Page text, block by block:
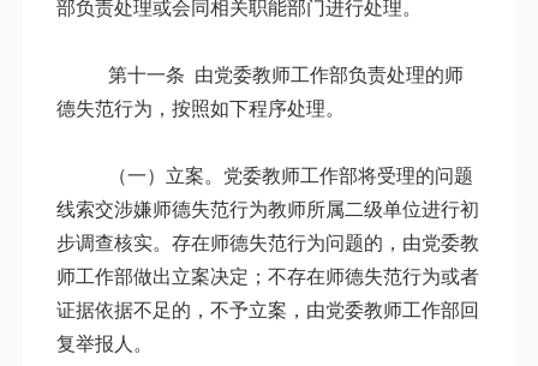
部负责处理或会同相关职能部门进行处理。
第十一条 由党委教师工作部负责处理的师
德失范行为，按照如下程序处理。
（一）立案。党委教师工作部将受理的问题
线索交涉嫌师德失范行为教师所属二级单位进行初
步调查核实。存在师德失范行为问题的，由党委教
师工作部做出立案决定；不存在师德失范行为或者
证据依据不足的，不予立案，由党委教师工作部回
复举报人。